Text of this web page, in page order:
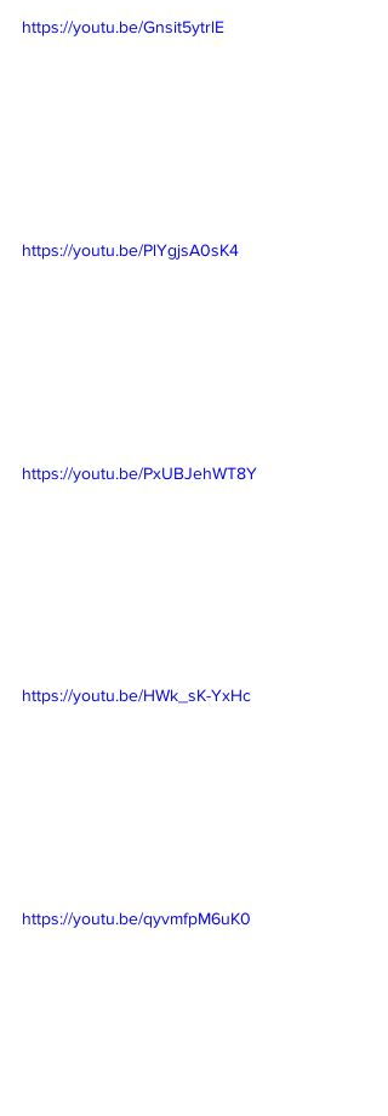
https://youtu.be/Gnsit5ytrlE
https://youtu.be/PlYgjsA0sK4
https://youtu.be/PxUBJehWT8Y
https://youtu.be/HWk_sK-YxHc
https://youtu.be/qyvmfpM6uK0